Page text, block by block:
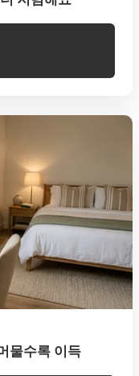
물수록 이득